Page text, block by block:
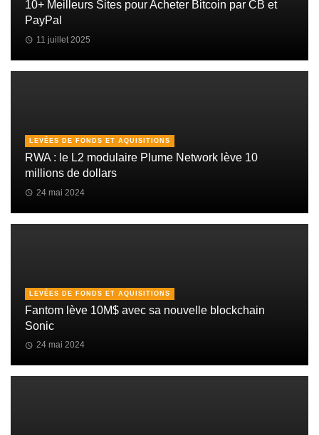
10+ Meilleurs Sites pour Acheter Bitcoin par CB et
PayPal
11 juillet 2025
LEVÉES DE FONDS ET AQUISITIONS
RWA : le L2 modulaire Plume Network lève 10
millions de dollars
24 mai 2024
LEVÉES DE FONDS ET AQUISITIONS
Fantom lève 10M$ avec sa nouvelle blockchain
Sonic
24 mai 2024